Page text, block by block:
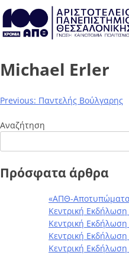
Michael Erler
Previous: Παντελής Βούλγαρης
Αναζήτηση
Πρόσφατα άρθρα
«ΑΠΘ-Αποτυπώματα
Κεντρική
Κεντρική
Κεντρική
Κεντρική